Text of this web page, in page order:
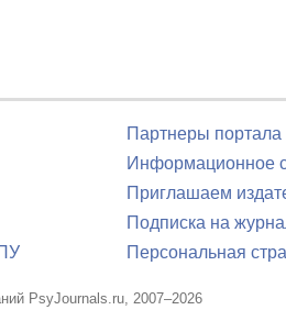
Партнеры портала
Информационное
Приглашаем
Подписка на
Персональная
PsyJournals.ru, 2007–2026